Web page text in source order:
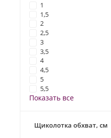
1
1,5
2
2,5
3
3,5
4
4,5
5
5,5
Показать все
Щиколотка обхват, см